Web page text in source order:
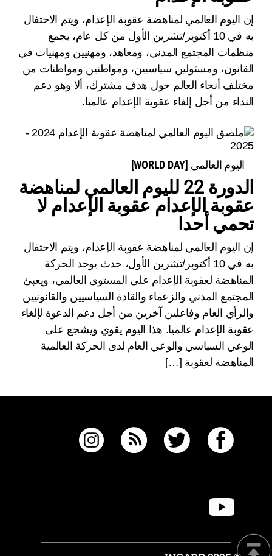
إن اليوم العالمي لمناهضة عقوبة الإعدام، ويتم الاحتفال
به في 10 أكتوبر/تشرين الأول من كل عام، يجمع
منظمات المجتمع المدني، ومعاهد، ومهنيين ومهنيات في
القانون، ومسئولين سياسيين، ومواطنين ومواطنات من
مختلف أنحاء العالم حول هدف مشترك، ألا وهو دعم
النداء من أجل إلغاء عقوبة الإعدام عالميا.
اليوم العالمي [WORLD DAY]
الدورة 22 لليوم العالمي لمناهضة
عقوبة الإعدام عقوبة الإعدام لا
تحمي أحدا
إن اليوم العالمي لمناهضة عقوبة الإعدام، ويتم الاحتفال
به في 10 أكتوبر/تشرين الأول، حدث يوحد الحركة
المناهضة لعقوبة الإعدام على المستوى العالمي، ويعبئ
المجتمع المدني والزعماء والقادة السياسيين والقانونيين
والرأي العام وفاعلين آخرين من أجل دعم الدعوة لإلغاء
عقوبة الإعدام عالميا. هذا اليوم يقوي ويشجع على
الوعي السياسي والوعي العام لدى الحركة العالمية
المناهضة لعقوبة […]